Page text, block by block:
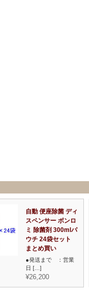
自動 便座除菌 ディ
スペンサー ボンロ
ミ 除菌剤 300mlパ
ウチ 24袋セット
まとめ買い
●発送まで ：営業
日 […]
¥26,200